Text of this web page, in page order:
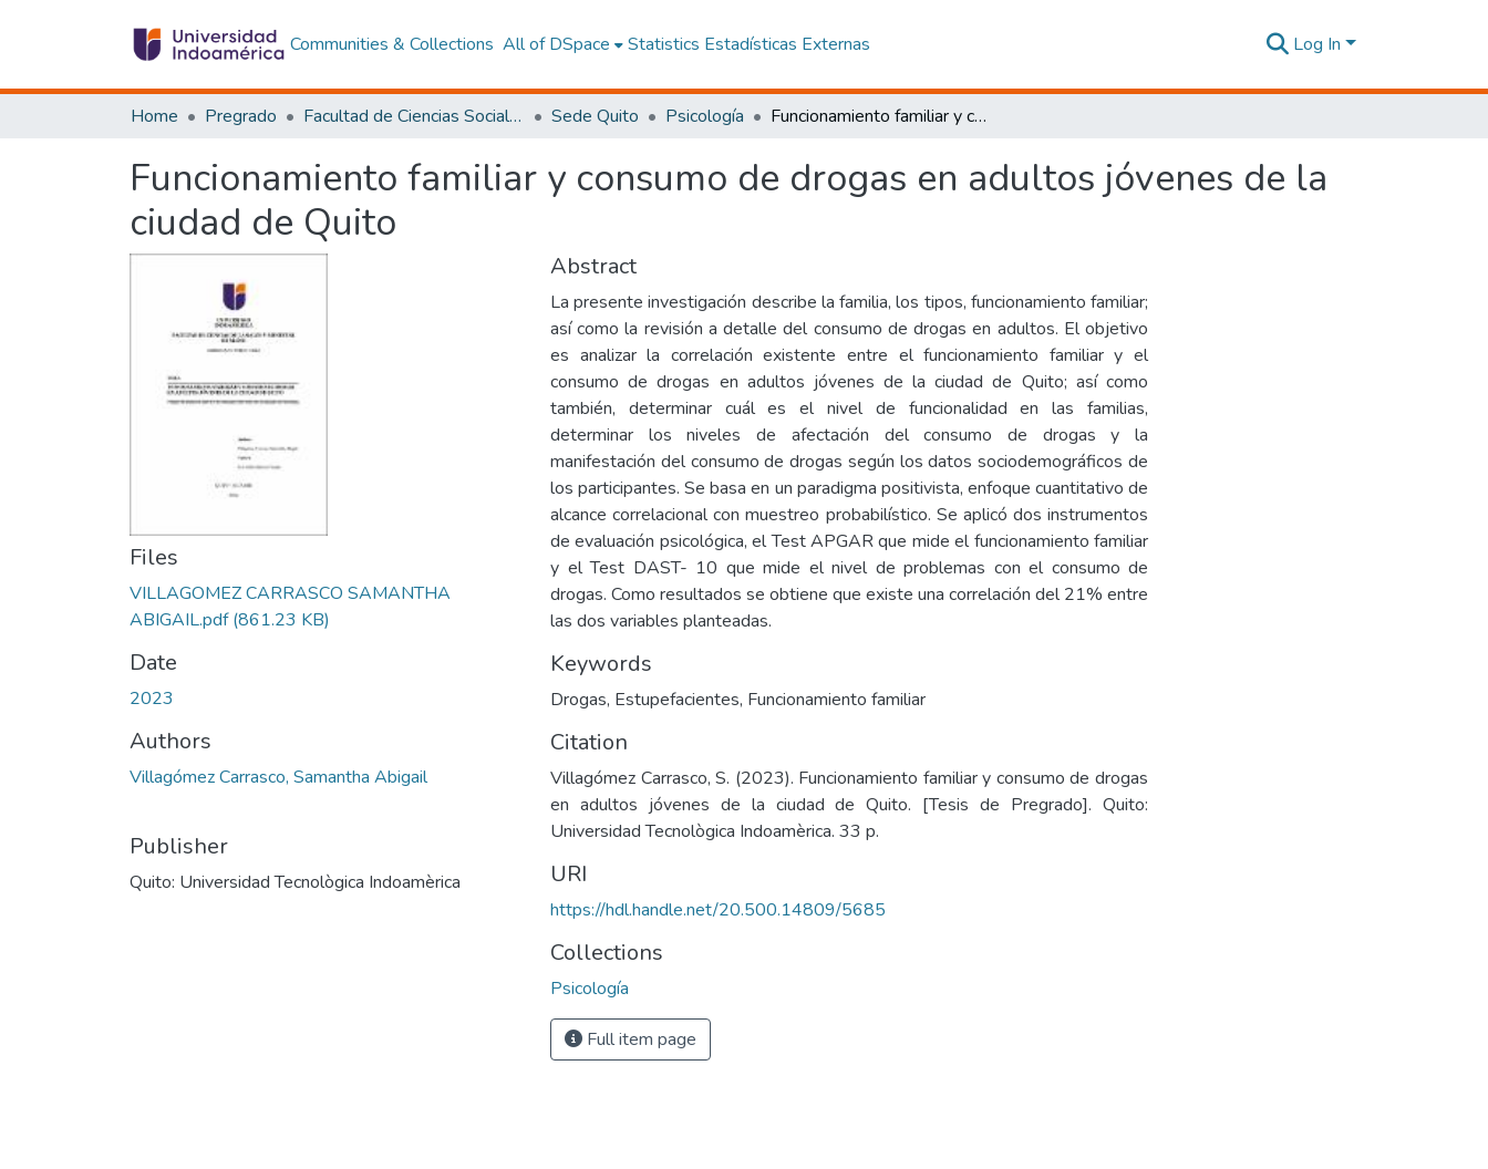
Communities & Collections All of DSpace Statistics Estadísticas Externas Log In
Home Pregrado Facultad de Ciencias Sociales y Humanas Sede Quito Psicología Funcionamiento familiar y consumo de drogas en adultos jóvenes de la ciudad de Quito
Funcionamiento familiar y consumo de drogas en adultos jóvenes de la
ciudad de Quito
Files
VILLAGOMEZ CARRASCO SAMANTHA
ABIGAIL.pdf(861.23 KB)
Date
2023
Authors
Villagómez Carrasco, Samantha Abigail
Publisher
Quito: Universidad Tecnològica Indoamèrica
Abstract
La presente investigación describe la familia, los tipos, funcionamiento familiar;
así como la revisión a detalle del consumo de drogas en adultos. El objetivo
es analizar la correlación existente entre el funcionamiento familiar y el
consumo de drogas en adultos jóvenes de la ciudad de Quito; así como
también, determinar cuál es el nivel de funcionalidad en las familias,
determinar los niveles de afectación del consumo de drogas y la
manifestación del consumo de drogas según los datos sociodemográficos de
los participantes. Se basa en un paradigma positivista, enfoque cuantitativo de
alcance correlacional con muestreo probabilístico. Se aplicó dos instrumentos
de evaluación psicológica, el Test APGAR que mide el funcionamiento familiar
y el Test DAST- 10 que mide el nivel de problemas con el consumo de
drogas. Como resultados se obtiene que existe una correlación del 21% entre
las dos variables planteadas.
Keywords
Drogas, Estupefacientes, Funcionamiento familiar
Citation
Villagómez Carrasco, S. (2023). Funcionamiento familiar y consumo de drogas
en adultos jóvenes de la ciudad de Quito. [Tesis de Pregrado]. Quito:
Universidad Tecnològica Indoamèrica. 33 p.
URI
https://hdl.handle.net/20.500.14809/5685
Collections
Psicología
Full item page